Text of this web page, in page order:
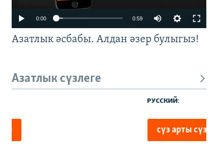
0:00 0:59
Азатлык әсбабы. Алдан әзер булыгыз!
Азатлык сүзлеге